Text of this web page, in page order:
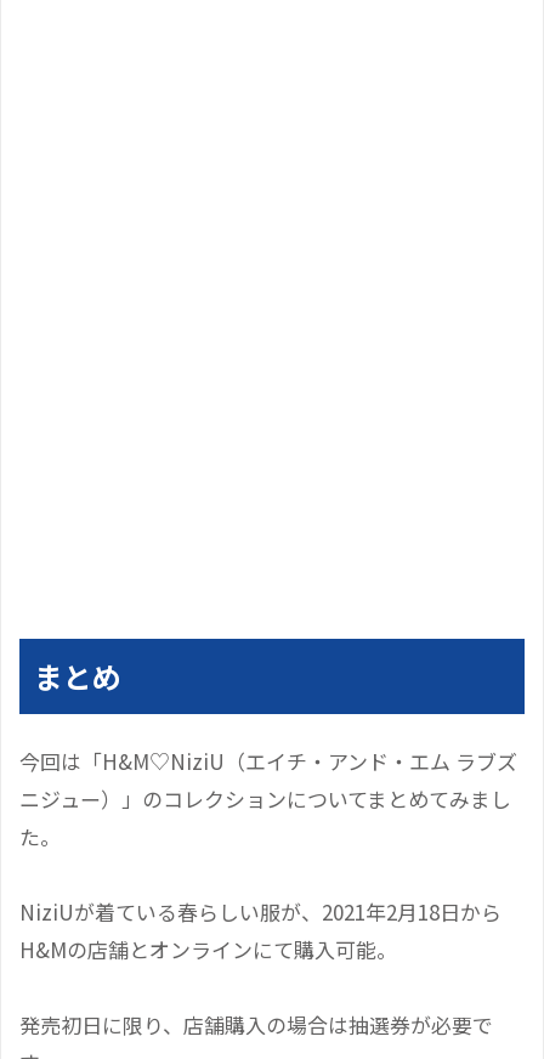
まとめ
今回は 「H&M♡NiziU（エイチ・アンド・エム ラブズ
ニジュー）」 のコレクションについてまとめてみまし
た。
NiziUが着ている春らしい服が、2021年2月18日から
H&Mの店舗とオンラインにて購入可能。
発売初日に限り、店舗購入の場合は抽選券が必要で